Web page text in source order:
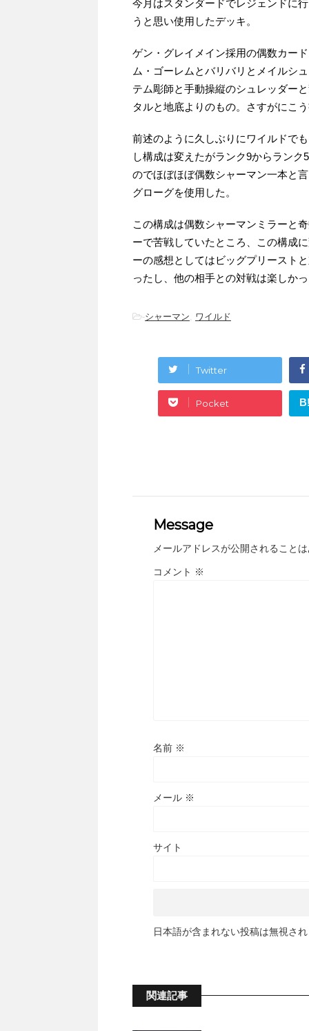
今月はスタンダードでレジェンドに
うと思い使用したデッキ。
ゲン・グレイメイン採用の偶数カー
ム・ゴーレムとバリバリとメイルシ
テム彫師と手動操縦のシュレッダー
タルと地底よりのもの。さすがにこ
前述のように久しぶりにワイルドで
し構成は変えたがランク9からラン
のでほぼほぼ偶数シャーマン一本と
グローグを使用した。
この構成は偶数シャーマンミラーと
ーで苦戦していたところ、この構成
ーの感想としてはビッグプリースト
ったし、他の相手との対戦は楽しか
-シャーマン, ワイルド
Twitter
Pocket
Message
メールアドレスが公開されること
コメント ※
名前 ※
メール ※
サイト
日本語が含まれない投稿は無視さ
関連記事